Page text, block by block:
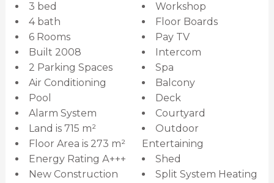
3 bed
4 bath
6 Rooms
Built 2008
2 Parking Spaces
Air Conditioning
Pool
Alarm System
Land is 715 m²
Floor Area is 273 m²
Energy Rating А+++
New Construction
Workshop
Floor Boards
Pay TV
Intercom
Spa
Balcony
Deck
Courtyard
Outdoor
Entertaining
Shed
Split System Heating